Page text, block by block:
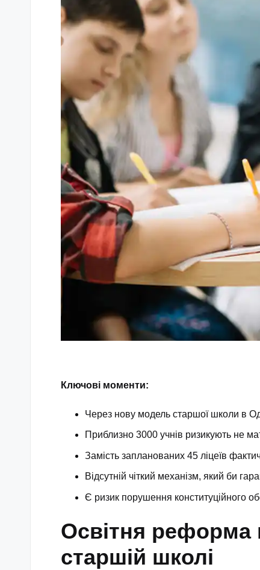
Ключові моменти:
Через нову модель старшої школи в
Приблизно 3000 учнів ризикують не
Замість запланованих 45 ліцеїв
Відсутній чіткий механізм, який би
Є ризик порушення конституційного
Освітня реформа
старшій школі